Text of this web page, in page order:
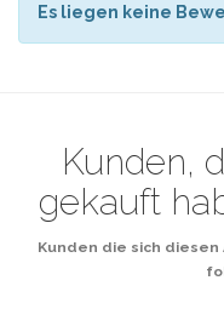
Es liegen keine
Kunden,
gekauft
Kunden die sich